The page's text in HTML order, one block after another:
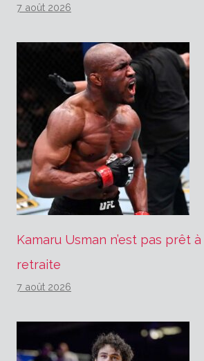
7 août 2026
Kamaru Usman n’est pas prêt
retraite
7 août 2026